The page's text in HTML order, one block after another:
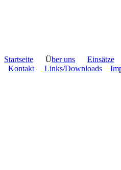
Startseite Über uns Einsätze
Kontakt
Links/Downloads